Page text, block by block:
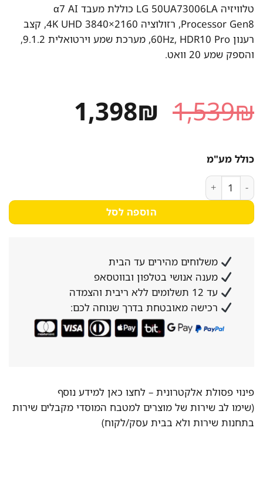
טלוויזיה LG 50UA73006LA כוללת מעבד α7 AI
Processor Gen8, רזולוציה 4K UHD 3840×2160, קצב
רענון 60Hz, HDR10 Pro, מערכת שמע וירטואלית 9.1.2,
והספק שמע 20 וואט.
1,539₪ המחיר
המקורי
1,398₪ המחיר
כולל מע"מ
כמות של טלוויזיית LG 50 אינץ' 50UA73006LA עם רזולוציית 4K UHD מדהימה
הוספה לסל
משלוחים מהירים עד הבית
מענה אנושי בטלפון ובווטסאפ
עד 12 תשלומים ללא ריבית והצמדה
רכישה מאובטחת בדרך שנוחה לכם:
פינוי פסולת אלקטרונית –לחצו כאן למידע נוסף
(שימו לב שירות של מוצרים למטבח המוסדי מקבלים שירות
בתחנות שירות ולא בבית עסק/לקוח)